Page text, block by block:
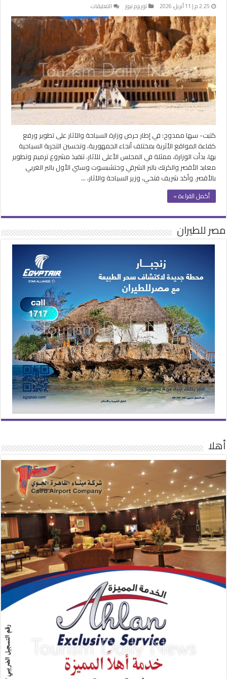
2:25 م | 11 أبريل، 2026 توريزم نيوز التعليقات
بدء
مشروعات
ترميم
وتطوير
معابد
الأقصر
والكرنك
وحتشبسوت
وستي
الأول
كتبت- سها ممدوح: في إطار حرص وزارة السياحة والآثار على تطوير ورفع
كفاءة المواقع الأثرية بمختلف أنحاء الجمهورية، وتحسين التجربة السياحية
بها، بدأت الوزارة، ممثلة في المجلس الأعلى للآثار، تنفيذ مشروع ترميم وتطوير
معابد الأقصر والكرنك بالبر الشرقي وحتشبسوت وستي الأول بالبر الغربي
بالأقصر. وأكد شريف فتحي، وزير السياحة والآثار، …
أكمل القراءة »
مصر للطيران
أهلا